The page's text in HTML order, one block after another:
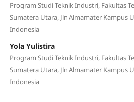
Program Studi Teknik Industri, Fakultas
Sumatera Utara, Jln Almamater Kampus
Indonesia
Yola Yulistira
Program Studi Teknik Industri, Fakultas
Sumatera Utara, Jln Almamater Kampus
Indonesia